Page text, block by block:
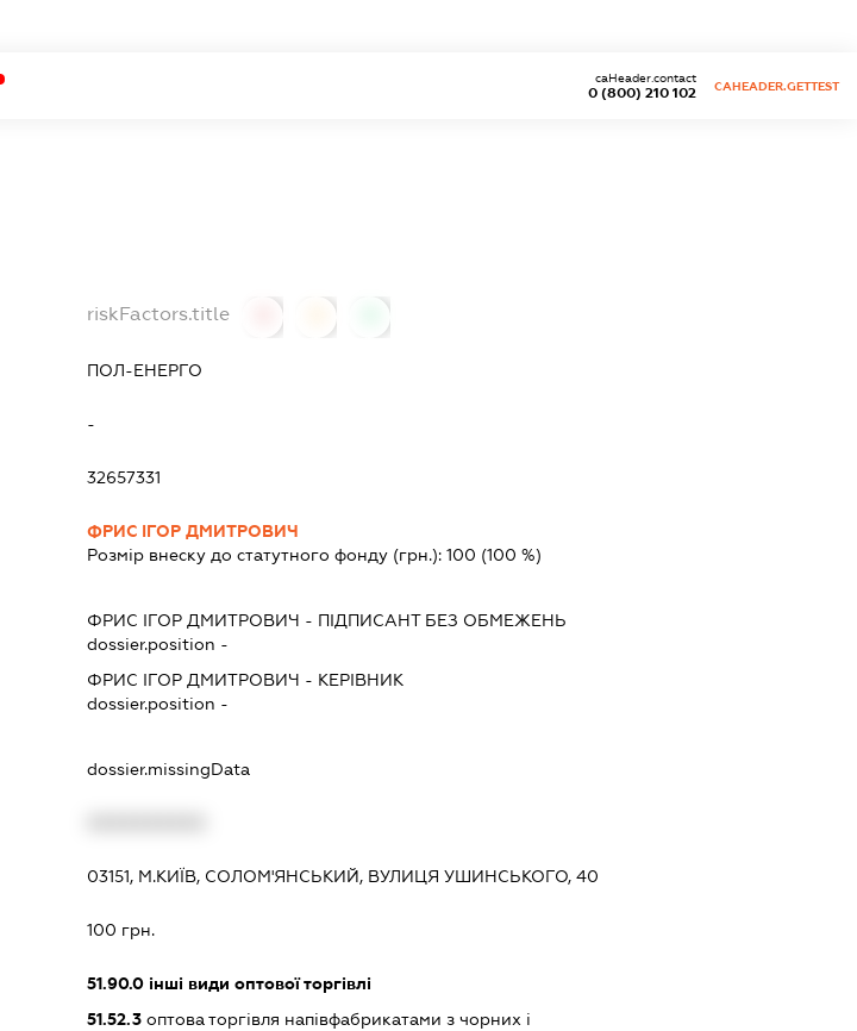
0 (800) 210 102
caHeader.contact
CAHEADER.GETTEST
riskFactors.title
ПОЛ-ЕНЕРГО
-
32657331
ФРИС ІГОР ДМИТРОВИЧ
Розмір внеску до статутного фонду (грн.):100 (100 %)
ФРИС ІГОР ДМИТРОВИЧ - ПІДПИСАНТБЕЗ ОБМЕЖЕНЬ
dossier.position -
ФРИС ІГОР ДМИТРОВИЧ - КЕРІВНИК
dossier.position -
dossier.missingData
03151, М.КИЇВ, СОЛОМ'ЯНСЬКИЙ, ВУЛИЦЯ УШИНСЬКОГО, 40
100 грн.
51.90.0 інші види оптової торгівлі
51.52.3 оптова торгівля напівфабрикатами з чорних і